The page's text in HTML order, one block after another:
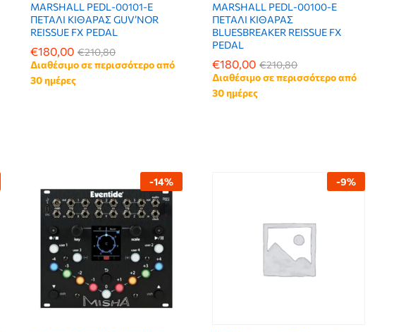
MARSHALL PEDL-00101-E
ΠΕΤΑΛΙ ΚΙΘΑΡΑΣ GUV’NOR
REISSUE FX PEDAL
€180,00 €210,80
€180,00 €210,80
Διαθέσιμο σε περισσότερο από
30 ημέρες
MARSHALL PEDL-00100-E
ΠΕΤΑΛΙ ΚΙΘΑΡΑΣ
BLUESBREAKER REISSUE FX
PEDAL
€180,00 €210,80
€180,00 €210,80
Διαθέσιμο σε περισσότερο από
30 ημέρες
-14% -9%